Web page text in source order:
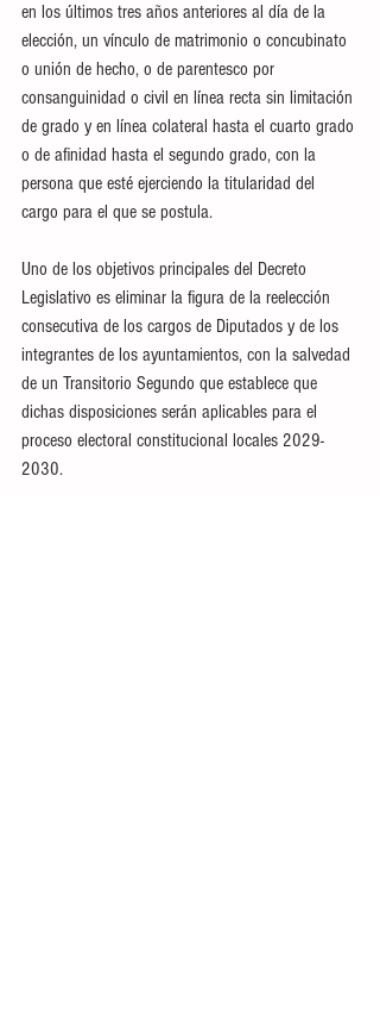
en los últimos tres años anteriores al día de la
elección, un vínculo de matrimonio o concubinato
o unión de hecho, o de parentesco por
consanguinidad o civil en línea recta sin limitación
de grado y en línea colateral hasta el cuarto grado
o de afinidad hasta el segundo grado, con la
persona que esté ejerciendo la titularidad del
cargo para el que se postula.
Uno de los objetivos principales del Decreto
Legislativo es eliminar la figura de la reelección
consecutiva de los cargos de Diputados y de los
integrantes de los ayuntamientos, con la salvedad
de un Transitorio Segundo que establece que
dichas disposiciones serán aplicables para el
proceso electoral constitucional locales 2029-
2030.